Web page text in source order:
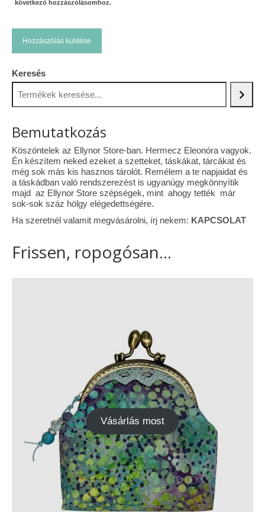
következő hozzászólásomhoz.
Keresés
Bemutatkozás
Köszöntelek az Ellynor Store-ban. Hermecz Eleonóra vagyok.
Én készítem neked ezeket a szetteket, táskákat, tárcákat és
még sok más kis hasznos tárolót. Remélem a te napjaidat és
a táskádban való rendszerezést is ugyanúgy megkönnyítik
majd az Ellynor Store szépségek, mint ahogy tették már
sok-sok száz hölgy elégedettségére.
Ha szeretnél valamit megvásárolni, írj nekem: KAPCSOLAT
Frissen, ropogósan...
Vásárlás most